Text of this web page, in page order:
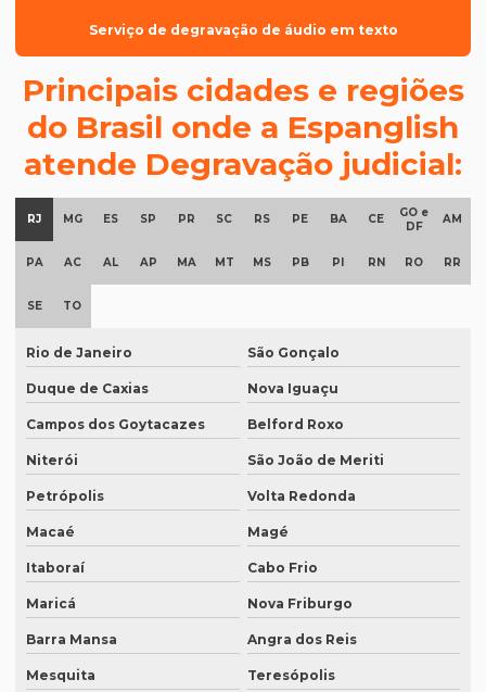
Degravação inglês
Degravação judicial
Degravação judicial de áudio
Degravação tradução
Documentos para tradução juramentada
Empresa de degravação de vídeo
Empresa de degravação de vídeo em BH
Empresa de degravação de vídeo em campinas
Empresa de degravação whatsapp em curitiba
Empresa de legendagem
Empresa de legendagem de filmes
Empresa de legendagem de filmes em sp
Empresa de legendagem em inglês
Empresa de legendagem sp
Serviço de degravação de áudio em texto
Principais cidades e regiões
do Brasil onde a Espanglish
atende Degravação judicial:
RJ MG ES SP PR SC RS PE BA CE
GO e
DF
AM
PA AC AL AP MA MT MS PB PI RN RO RR
SE TO
Rio de Janeiro São Gonçalo
Duque de Caxias Nova Iguaçu
Campos dos Goytacazes Belford Roxo
Niterói São João de Meriti
Petrópolis Volta Redonda
Macaé Magé
Itaboraí Cabo Frio
Maricá Nova Friburgo
Barra Mansa Angra dos Reis
Mesquita Teresópolis